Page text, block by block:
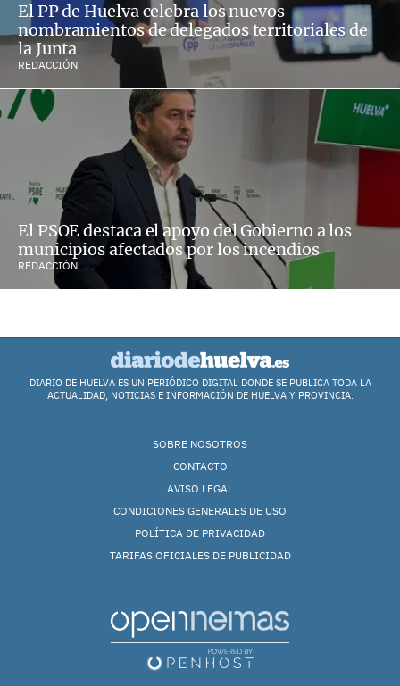
El PP de Huelva celebra los nuevos
nombramientos de delegados territoriales de
la Junta
REDACCIÓN
El PSOE destaca el apoyo del Gobierno a los
municipios afectados por los incendios
REDACCIÓN
DIARIO DE HUELVA ES UN PERIÓDICO DIGITAL DONDE SE PUBLICA TODA LA
ACTUALIDAD, NOTICIAS E INFORMACIÓN DE HUELVA Y PROVINCIA.
SOBRE NOSOTROS
CONTACTO
AVISO LEGAL
CONDICIONES GENERALES DE USO
POLÍTICA DE PRIVACIDAD
TARIFAS OFICIALES DE PUBLICIDAD